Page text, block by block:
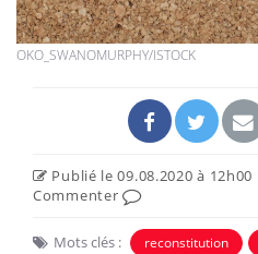
OKO_SWANOMURPHY/ISTOCK
Publié le 09.08.2020 à 12h00
Commenter
Mots clés : reconstitution